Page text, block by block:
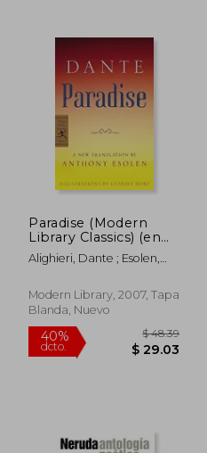
Paradise (Modern
Library Classics) (en
Inglés)
Alighieri, Dante ; Esolen,
Modern Library, 2007, Tapa
Blanda, Nuevo